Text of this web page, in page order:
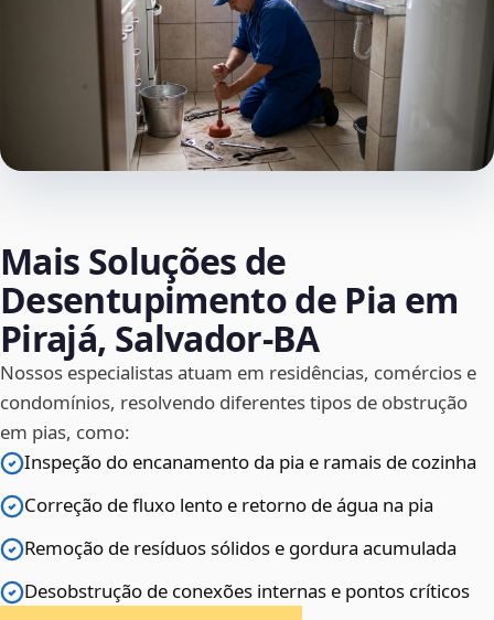
Mais Soluções de
Desentupimento de Pia em
Pirajá, Salvador‑BA
Nossos especialistas atuam em residências, comércios e
condomínios, resolvendo diferentes tipos de obstrução
em pias, como:
Inspeção do encanamento da pia e ramais de cozinha
Correção de fluxo lento e retorno de água na pia
Remoção de resíduos sólidos e gordura acumulada
Desobstrução de conexões internas e pontos críticos